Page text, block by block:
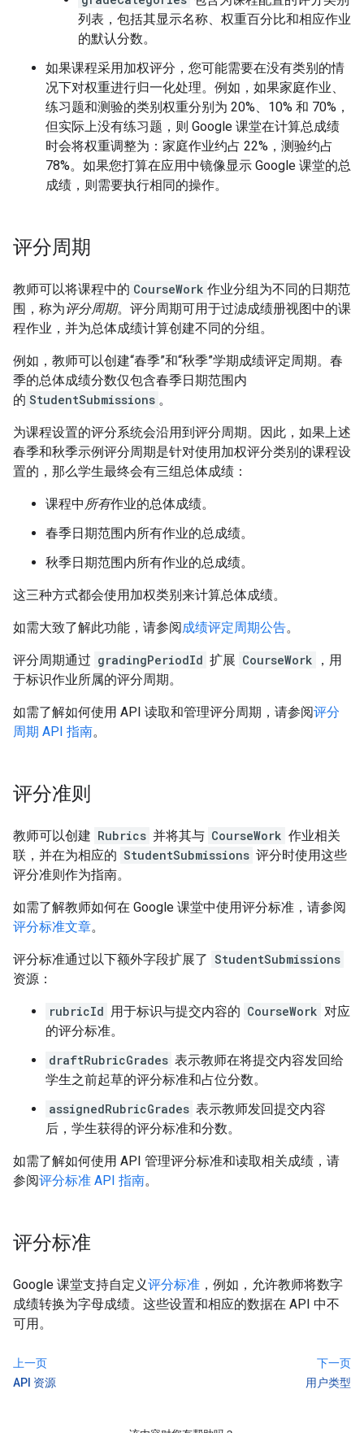
列表，包括其显示名称、权重百分比和相应作业
的默认分数。
如果课程采用加权评分，您可能需要在没有类别的情
况下对权重进行归一化处理。例如，如果家庭作业、
练习题和测验的类别权重分别为 20%、10% 和 70%，
但实际上没有练习题，则 Google 课堂在计算总成绩
时会将权重调整为：家庭作业约占 22%，测验约占
78%。如果您打算在应用中镜像显示 Google 课堂的总
成绩，则需要执行相同的操作。
评分周期
教师可以将课程中的 CourseWork 作业分组为不同的日期范
围，称为评分周期。评分周期可用于过滤成绩册视图中的课
程作业，并为总体成绩计算创建不同的分组。
例如，教师可以创建“春季”和“秋季”学期成绩评定周期。春
季的总体成绩分数仅包含春季日期范围内
的 StudentSubmissions 。
为课程设置的评分系统会沿用到评分周期。因此，如果上述
春季和秋季示例评分周期是针对使用加权评分类别的课程设
置的，那么学生最终会有三组总体成绩：
课程中所有作业的总体成绩。
春季日期范围内所有作业的总成绩。
秋季日期范围内所有作业的总成绩。
这三种方式都会使用加权类别来计算总体成绩。
如需大致了解此功能，请参阅成绩评定周期公告。
评分周期通过 gradingPeriodId 扩展 CourseWork
，用
于标识作业所属的评分周期。
如需了解如何使用 API 读取和管理评分周期，请参阅评分
周期 API 指南。
评分准则
教师可以创建 Rubrics 并将其与 CourseWork 作业相关
联，并在为相应的 StudentSubmissions 评分时使用这些
评分准则作为指南。
如需了解教师如何在 Google 课堂中使用评分标准，请参阅
评分标准文章。
评分标准通过以下额外字段扩展了 StudentSubmissions
资源：
rubricId 用于标识与提交内容的 CourseWork 对应
的评分标准。
draftRubricGrades 表示教师在将提交内容发回给
学生之前起草的评分标准和占位分数。
assignedRubricGrades 表示教师发回提交内容
后，学生获得的评分标准和分数。
如需了解如何使用 API 管理评分标准和读取相关成绩，请
参阅评分标准 API 指南。
评分标准
Google 课堂支持自定义评分标准 ，例如，允许教师将数字
成绩转换为字母成绩。这些设置和相应的数据在 API 中不
可用。
上一页
API 资源
下一页
用户类型